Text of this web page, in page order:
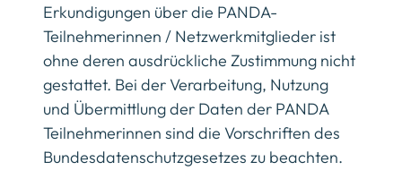
Erkundigungen über die PANDA-
Teilnehmerinnen / Netzwerkmitglieder ist
ohne deren ausdrückliche Zustimmung nicht
gestattet. Bei der Verarbeitung, Nutzung
und Übermittlung der Daten der PANDA
Teilnehmerinnen sind die Vorschriften des
Bundesdatenschutzgesetzes zu beachten.